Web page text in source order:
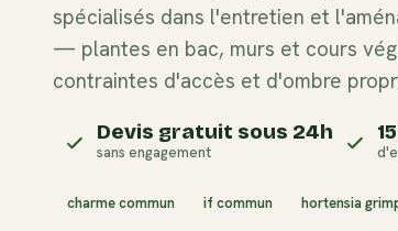
spécialisés dans l'entretien et
— plantes en bac, murs et cours
contraintes d'accès et d'ombre
Devis gratuit sous 24h
sans engagement
charme commun if commun hortensia